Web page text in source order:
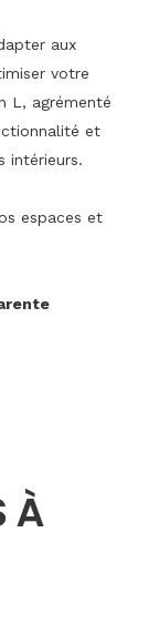
aux
votre
L, agrémenté
et
intérieurs.
espaces et
À